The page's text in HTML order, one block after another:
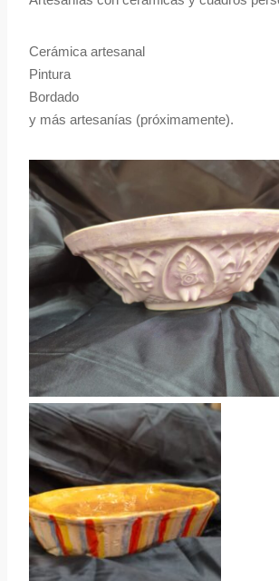
Cerámica artesanal
Pintura
Bordado
y más artesanías (próximamente).